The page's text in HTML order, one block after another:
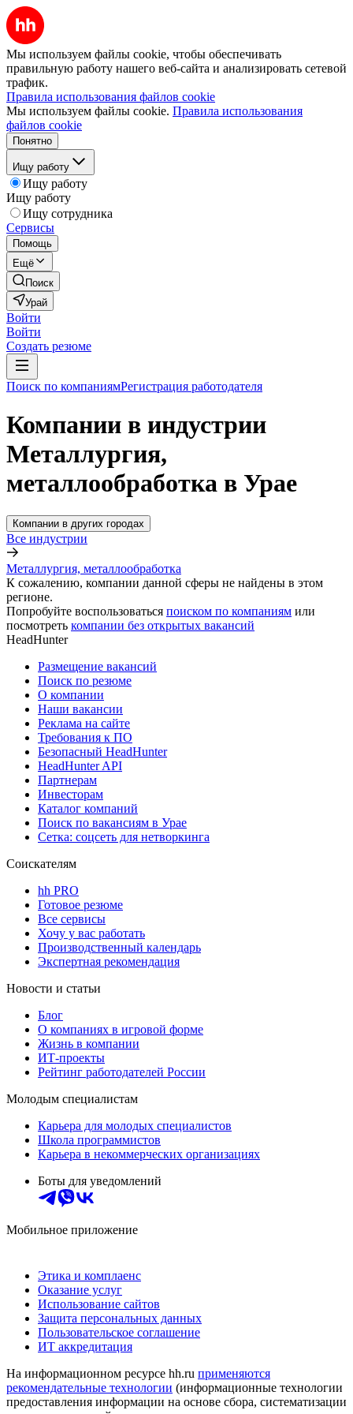
Мы используем файлы cookie, чтобы обеспечивать
правильную работу нашего веб-сайта и анализировать сетевой
трафик.
Правила использования файлов cookie
Мы используем файлы cookie. Правила использования
файлов cookie
Понятно
Ищу работу
Ищу работу
Ищу работу
Ищу сотрудника
Сервисы
Помощь
Ещё
Поиск
Урай
Войти
Войти
Создать резюме
Поиск по компаниямРегистрация работодателя
Компании в индустрии
Металлургия,
металлообработка в Урае
Компании в других городах
Все индустрии
Металлургия, металлообработка
К сожалению, компании данной сферы не найдены в этом
регионе.
Попробуйте воспользоваться поиском по компаниям или
посмотреть компании без открытых вакансий
HeadHunter
Размещение вакансий
Поиск по резюме
О компании
Наши вакансии
Реклама на сайте
Требования к ПО
Безопасный HeadHunter
HeadHunter API
Партнерам
Инвесторам
Каталог компаний
Поиск по вакансиям в Урае
Сетка: соцсеть для нетворкинга
Соискателям
hh PRO
Готовое резюме
Все сервисы
Хочу у вас работать
Производственный календарь
Экспертная рекомендация
Новости и статьи
Блог
О компаниях в игровой форме
Жизнь в компании
ИТ-проекты
Рейтинг работодателей России
Молодым специалистам
Карьера для молодых специалистов
Школа программистов
Карьера в некоммерческих организациях
Боты для уведомлений
Мобильное приложение
Этика и комплаенс
Оказание услуг
Использование сайтов
Защита персональных данных
Пользовательское соглашение
ИТ аккредитация
На информационном ресурсе hh.ru применяются
рекомендательные технологии (информационные технологии
предоставления информации на основе сбора, систематизации